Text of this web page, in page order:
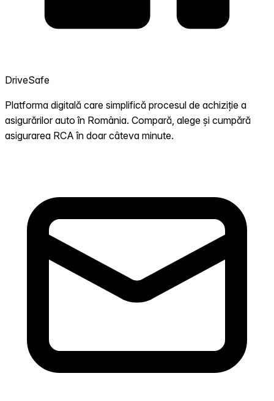
DriveSafe
Platforma digitală care simplifică procesul de achiziție a
asigurărilor auto în România. Compară, alege și cumpără
asigurarea RCA în doar câteva minute.